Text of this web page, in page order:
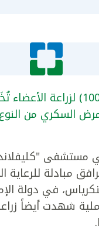
الجراحة رقم (100) لزراعة
السكري من
مستشفى
مبادلة للرعاية
في دولة
شهدت أيضاً